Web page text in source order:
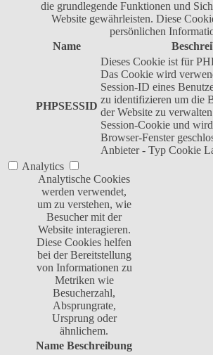
die grundlegende Funktionen und
Website gewährleisten. Diese
persönlichen
Name
PHPSESSID
Dieses Cookie ist für
Das Cookie wird
Session-ID eines
zu identifizieren um die
der Website zu
Session-Cookie und
Browser-Fenster
Anbieter - Typ Cookie
Analytics
Analytische Cookies
werden verwendet,
um zu verstehen, wie
Besucher mit der
Website interagieren.
Diese Cookies helfen
bei der Bereitstellung
von Informationen zu
Metriken wie
Besucherzahl,
Absprungrate,
Ursprung oder
ähnlichem.
Name Beschreibung